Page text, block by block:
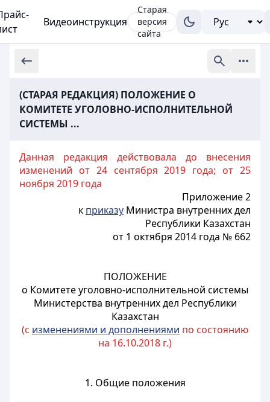
Видеоинструкция
Старая
версия
сайта
(СТАРАЯ РЕДАКЦИЯ) ПОЛОЖЕНИЕ О
КОМИТЕТЕ УГОЛОВНО-ИСПОЛНИТЕЛЬНОЙ
СИСТЕМЫ ...
Данная редакция действовала до внесения
изменений от 24 сентября 2019 года; от 25
ноября 2019 года
Приложение 2
к приказу Министра внутренних дел
Республики Казахстан
от 1 октября 2014 года № 662
ПОЛОЖЕНИЕ
о Комитете уголовно-исполнительной системы
Министерства внутренних дел Республики
Казахстан
(с изменениями и дополнениями по состоянию
на 16.10.2018 г.)
1. Общие положения